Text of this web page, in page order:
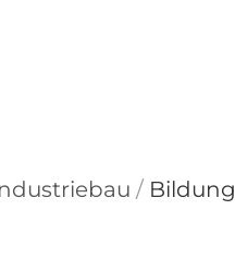
/ Bildung